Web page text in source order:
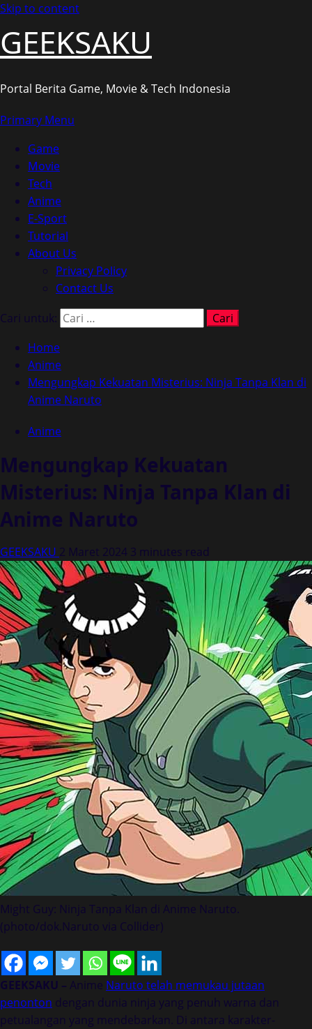
Skip to content
GEEKSAKU
Portal Berita Game, Movie & Tech Indonesia
Primary Menu
Game
Movie
Tech
Anime
E-Sport
Tutorial
About Us
Privacy Policy
Contact Us
Cari untuk:
Home
Anime
Mengungkap Kekuatan Misterius: Ninja Tanpa Klan di
Anime Naruto
Anime
Mengungkap Kekuatan
Misterius: Ninja Tanpa Klan di
Anime Naruto
GEEKSAKU 2 Maret 2024 3 minutes read
Might Guy: Ninja Tanpa Klan di Anime Naruto.
(photo/dok.Naruto via Collider)
GEEKSAKU – Anime Naruto telah memukau jutaan
penonton dengan dunia ninja yang penuh warna dan
petualangan yang mendebarkan. Di antara karakter-